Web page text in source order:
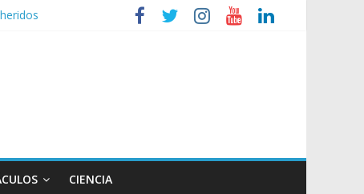
TV
endiablada”
a Campana
CIENCIA